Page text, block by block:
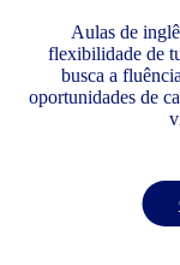
Aulas de
flexibilidade de
busca a
oportunidades de